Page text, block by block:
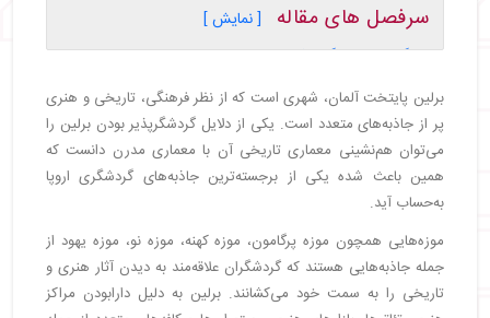
سرفصل های مقاله
[ نمایش ]
・گنبد رایشتاگ، یک بنای دولتی جذاب
دروازه براندنبورگ، معروف‌ ترین جاذبه برلین
・ برج تلویزیون، بلندترین جاذبه برلین
・ انجمن هامبولت، مکانی عالی برای بازدید
・میدان گندرمن مارکت، زیباترین جاذبه برلین
・خیابان کورفورستندام، معروف‌ ترین خیابان برلین برای
خرید
・کاخ شارلوتنبورگ، بنایی مجلل در خارج از شهر
・ جزیره موزه، مجموعه‌ ای شگفت‌ انگیز و تاریخی
・یادبود دیوار برلین، نماد تقسیم برلین
برلین پایتخت آلمان، شهری است که از نظر فرهنگی، تاریخی و هنری
پر از جاذبه‌های متعدد است. یکی از دلایل گردشگرپذیر بودن برلین را
می‌توان هم‌نشینی معماری تاریخی آن با معماری مدرن دانست که
همین باعث شده یکی از برجسته‌ترین جاذبه‌های گردشگری اروپا
به‌حساب آید.
موزه‌هایی همچون موزه پرگامون، موزه کهنه، موزه نو، موزه یهود از
جمله جاذبه‌هایی هستند که گردشگران علاقه‌­مند به دیدن آثار هنری و
تاریخی را به سمت خود می‌کشانند. برلین به دلیل دارابودن مراکز